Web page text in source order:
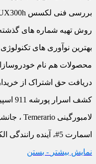
بررسی فنی لکسس UX300h مدل 2025
روش تهیه شماره های
بهترین نوآوری های تکنولوژی خودرو
محصولات هم نام
دریافت حق اشتراک از
کشف اسرار پورشه 911 اسپیدستر
لامبورگینی Temerario ، جانشین هیبریدی هوراکان
اسمارت 5#، آینده رانندگی الکتریکی را متحول می‏‌کند
نمایش بیشتر - بستن